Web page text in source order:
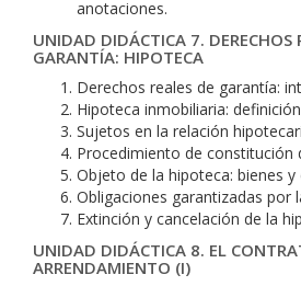
anotaciones.
UNIDAD DIDÁCTICA 7. DERECHOS
GARANTÍA: HIPOTECA
Derechos reales de garantía:
Hipoteca inmobiliaria:
Sujetos en la relación
Procedimiento de constitución
Objeto de la hipoteca: bienes
Obligaciones garantizadas por
Extinción y cancelación de la
UNIDAD DIDÁCTICA 8. EL
ARRENDAMIENTO (I)